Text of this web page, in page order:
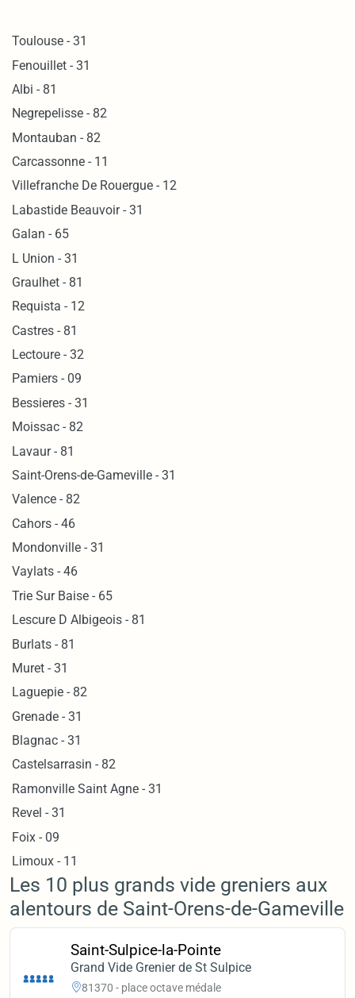
Toulouse - 31
Fenouillet - 31
Albi - 81
Negrepelisse - 82
Montauban - 82
Carcassonne - 11
Villefranche De Rouergue - 12
Labastide Beauvoir - 31
Galan - 65
L Union - 31
Graulhet - 81
Requista - 12
Castres - 81
Lectoure - 32
Pamiers - 09
Bessieres - 31
Moissac - 82
Lavaur - 81
Saint-Orens-de-Gameville - 31
Valence - 82
Cahors - 46
Mondonville - 31
Vaylats - 46
Trie Sur Baise - 65
Lescure D Albigeois - 81
Burlats - 81
Muret - 31
Laguepie - 82
Grenade - 31
Blagnac - 31
Castelsarrasin - 82
Ramonville Saint Agne - 31
Revel - 31
Foix - 09
Limoux - 11
Les 10 plus grands vide greniers aux
alentours de Saint-Orens-de-Gameville
Saint-Sulpice-la-Pointe
Grand Vide Grenier de St Sulpice
81370 - place octave médale